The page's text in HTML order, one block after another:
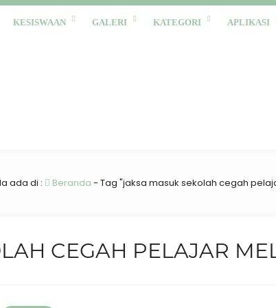
KESISWAAN GALERI KATEGORI APLIKASI
ada di : Beranda - Tag "jaksa masuk sekolah cegah
CEGAH PELAJAR